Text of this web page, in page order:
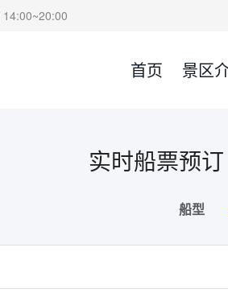
首页 景区
实时船票预订
船型